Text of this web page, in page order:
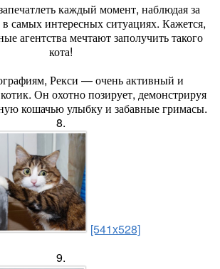
каждый момент, наблюдая за
самых интересных ситуациях. Кажется,
агентства мечтают заполучить такого
кота!
Рекси — очень активный и
Он охотно позирует, демонстрируя
кошачью улыбку и забавные гримасы.
8.
[541x528]
9.